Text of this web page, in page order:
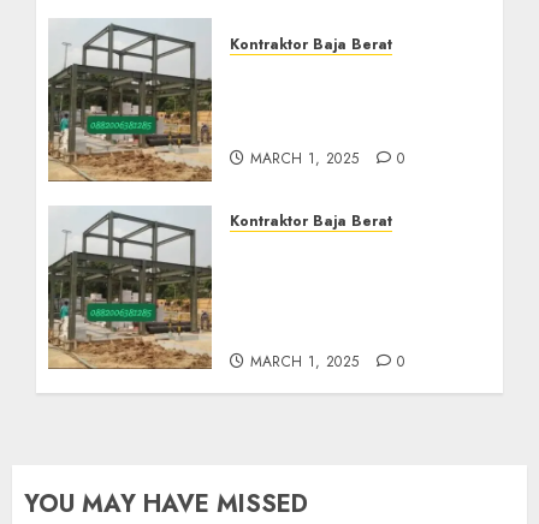
Kontraktor Baja Berat
MARCH 1, 2025 0
Kontraktor Baja Berat
MARCH 1, 2025 0
YOU MAY HAVE MISSED